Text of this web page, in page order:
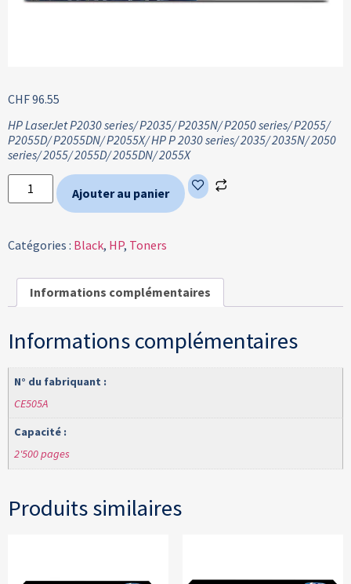
CHF96.55
HP LaserJet P2030 series/ P2035/ P2035N/ P2050 series/ P2055/
P2055D/ P2055DN/ P2055X/ HP P 2030 series/ 2035/ 2035N/ 2050
series/ 2055/ 2055D/ 2055DN/ 2055X
Ajouter au panier
Catégories : Black, HP, Toners
Informations complémentaires
Informations complémentaires
N° du fabriquant :
CE505A
Capacité :
2'500 pages
Produits similaires